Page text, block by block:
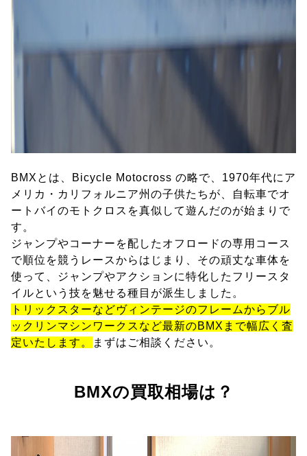
BMXとは、Bicycle Motocross の略で、1970年代にア
メリカ・カリフォルニア州の子供たちが、自転車でオ
ートバイのモトクロスを真似して遊んだのが始まりで
す。
ジャンプやコーナーを配したオフロードの専用コース
で順位を競うレースからはじまり、その頑丈な車体を
使って、ジャンプやアクションに特化したフリースタ
イルという技を魅せる種目が派生しました。
トリックスターなどヴィンテージのフレームからブル
ックリンマシンワークスなど最新のBMXまで幅広く査
定いたします。
まずはご相談ください。
BMXの買取相場は？